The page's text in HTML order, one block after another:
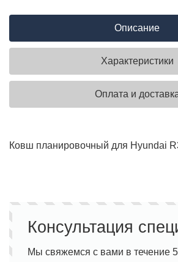
Описание
Характеристики
Оплата и
Ковш планировочный для Hyundai
Консультация
Мы свяжемся с вами в течение